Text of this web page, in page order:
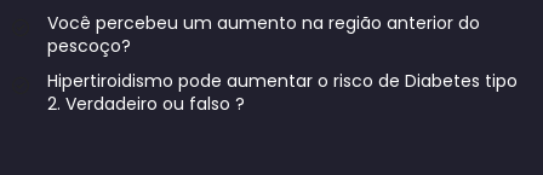
Você percebeu um aumento na região anterior do
pescoço?
Hipertiroidismo pode aumentar o risco de Diabetes tipo
2. Verdadeiro ou falso ?